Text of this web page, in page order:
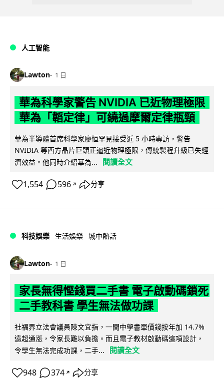
人工智能
Lawton 1 日
華為科學家警告 NVIDIA 已近物理極限
華為「韜定律」可繞過摩爾定律瓶頸
華為半導體首席科學家廖恒罕見接受近 5 小時專訪，警告
NVIDIA 等西方晶片巨頭正逼近物理極限，傳統製程升級已失經
濟效益。他同時介紹華為...
閱讀全文
1,554 596 ↗ 分享
科技娛樂 生活娛樂 城中熱話
Lawton 1 日
家長無得慳錢買二手書 電子啟動碼鎖死
二手教科書 學生無法做功課
社福界立法會議員陳文宜指，一間中學書單價錢按年加 14.7%
遠超通漲，令家長難以負擔。而且電子教材啟動碼這項設計，
令學生無法完成功課，二手...
閱讀全文
948 374 ↗ 分享